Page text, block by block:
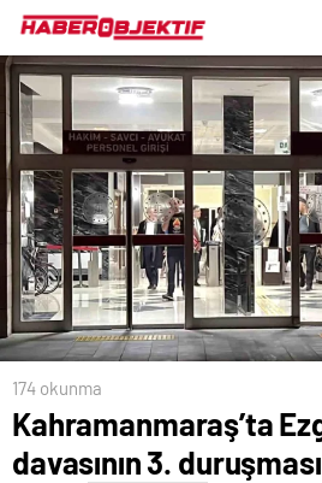
174 okunma
Kahramanmaraş’ta
davasının 3.